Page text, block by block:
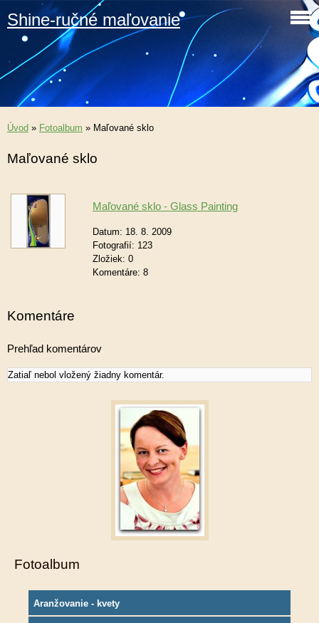
Shine-ručné maľovanie
Úvod » Fotoalbum » Maľované sklo
Maľované sklo
Maľované sklo - Glass Painting
Datum: 18. 8. 2009
Fotografií: 123
Zložiek: 0
Komentáre: 8
Komentáre
Prehľad komentárov
Zatiaľ nebol vložený žiadny komentár.
Fotoalbum
Aranžovanie - kvety